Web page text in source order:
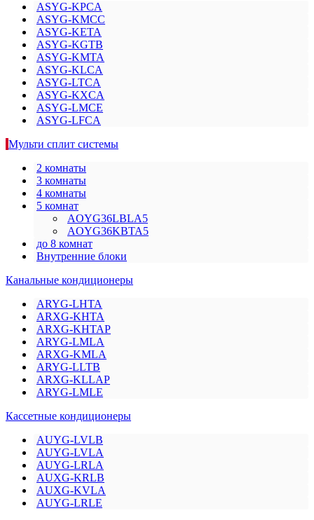
ASYG-KPCA
ASYG-KMCC
ASYG-KETA
ASYG-KGTB
ASYG-KMTA
ASYG-KLCA
ASYG-LTCA
ASYG-KXCA
ASYG-LMCE
ASYG-LFCA
Мульти сплит системы
2 комнаты
3 комнаты
4 комнаты
5 комнат
AOYG36LBLA5
AOYG36KBTA5
до 8 комнат
Внутренние блоки
Канальные кондиционеры
ARYG-LHTA
ARXG-KHTA
ARXG-KHTAP
ARYG-LMLA
ARXG-KMLA
ARYG-LLTB
ARXG-KLLAP
ARYG-LMLE
Кассетные кондиционеры
AUYG-LVLB
AUYG-LVLA
AUYG-LRLA
AUXG-KRLB
AUXG-KVLA
AUYG-LRLE